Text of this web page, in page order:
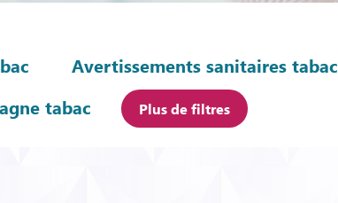
Avertissements sanitaires tabac
tabac Plus de filtres